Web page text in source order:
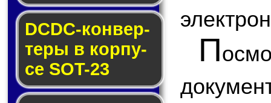
DCDC-кон­вер­
те­ры в кор­пу­
се SOT-23
П